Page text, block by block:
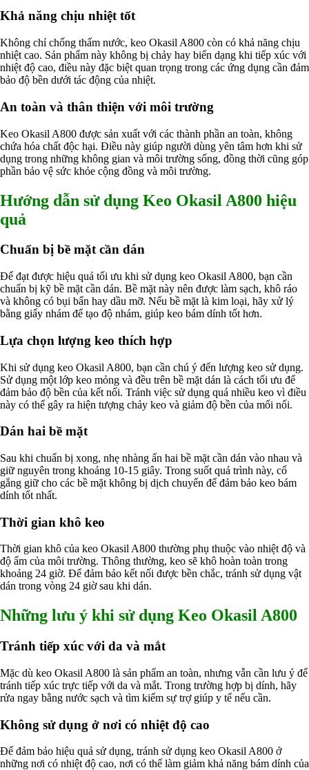
Khả năng chịu nhiệt tốt
Không chỉ chống thấm nước, keo Okasil A800 còn có khả năng chịu
nhiệt cao. Sản phẩm này không bị chảy hay biến dạng khi tiếp xúc với
nhiệt độ cao, điều này đặc biệt quan trọng trong các ứng dụng cần đảm
bảo độ bền dưới tác động của nhiệt.
An toàn và thân thiện với môi trường
Keo Okasil A800 được sản xuất với các thành phần an toàn, không
chứa hóa chất độc hại. Điều này giúp người dùng yên tâm hơn khi sử
dụng trong những không gian và môi trường sống, đồng thời cũng góp
phần bảo vệ sức khỏe cộng đồng và môi trường.
Hướng dẫn sử dụng Keo Okasil A800 hiệu
quả
Chuẩn bị bề mặt cần dán
Để đạt được hiệu quả tối ưu khi sử dụng keo Okasil A800, bạn cần
chuẩn bị kỹ bề mặt cần dán. Bề mặt này nên được làm sạch, khô ráo
và không có bụi bẩn hay dầu mỡ. Nếu bề mặt là kim loại, hãy xử lý
bằng giấy nhám để tạo độ nhám, giúp keo bám dính tốt hơn.
Lựa chọn lượng keo thích hợp
Khi sử dụng keo Okasil A800, bạn cần chú ý đến lượng keo sử dụng.
Sử dụng một lớp keo mỏng và đều trên bề mặt dán là cách tối ưu để
đảm bảo độ bền của kết nối. Tránh việc sử dụng quá nhiều keo vì điều
này có thể gây ra hiện tượng chảy keo và giảm độ bền của mối nối.
Dán hai bề mặt
Sau khi chuẩn bị xong, nhẹ nhàng ấn hai bề mặt cần dán vào nhau và
giữ nguyên trong khoảng 10-15 giây. Trong suốt quá trình này, cố
gắng giữ cho các bề mặt không bị dịch chuyển để đảm bảo keo bám
dính tốt nhất.
Thời gian khô keo
Thời gian khô của keo Okasil A800 thường phụ thuộc vào nhiệt độ và
độ ẩm của môi trường. Thông thường, keo sẽ khô hoàn toàn trong
khoảng 24 giờ. Để đảm bảo kết nối được bền chắc, tránh sử dụng vật
dán trong vòng 24 giờ sau khi dán.
Những lưu ý khi sử dụng Keo Okasil A800
Tránh tiếp xúc với da và mắt
Mặc dù keo Okasil A800 là sản phẩm an toàn, nhưng vẫn cần lưu ý để
tránh tiếp xúc trực tiếp với da và mắt. Trong trường hợp bị dính, hãy
rửa ngay bằng nước sạch và tìm kiếm sự trợ giúp y tế nếu cần.
Không sử dụng ở nơi có nhiệt độ cao
Để đảm bảo hiệu quả sử dụng, tránh sử dụng keo Okasil A800 ở
những nơi có nhiệt độ cao, nơi có thể làm giảm khả năng bám dính của